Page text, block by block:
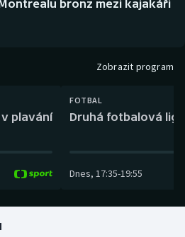
bronz mezi kajakáři
Zobrazit program
v plavání
FOTBAL
Druhá fotbalová
Dnes, 17:35-19:55